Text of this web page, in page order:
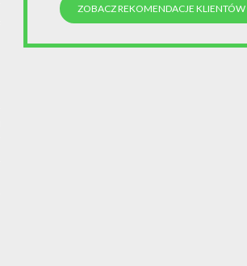
ZOBACZ REKOMENDACJE KLIENTÓW